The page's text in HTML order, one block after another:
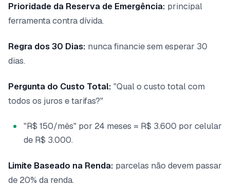
Prioridade da Reserva de Emergência: principal
ferramenta contra dívida.
Regra dos 30 Dias: nunca financie sem esperar 30
dias.
Pergunta do Custo Total: "Qual o custo total com
todos os juros e tarifas?"
"R$ 150/mês" por 24 meses = R$ 3.600 por celular
de R$ 3.000.
Limite Baseado na Renda: parcelas não devem passar
de 20% da renda.